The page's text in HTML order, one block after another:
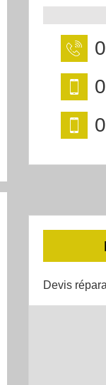
Devis